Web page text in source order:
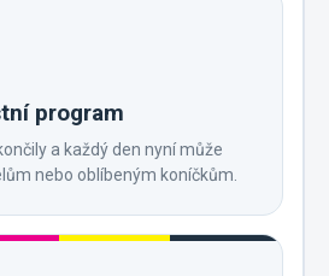
program
a každý den nyní může
nebo oblíbeným koníčkům.